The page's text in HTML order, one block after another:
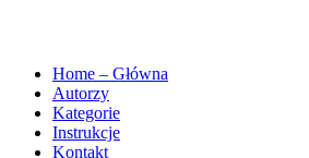
Home – Główna
Autorzy
Kategorie
Instrukcje
Kontakt